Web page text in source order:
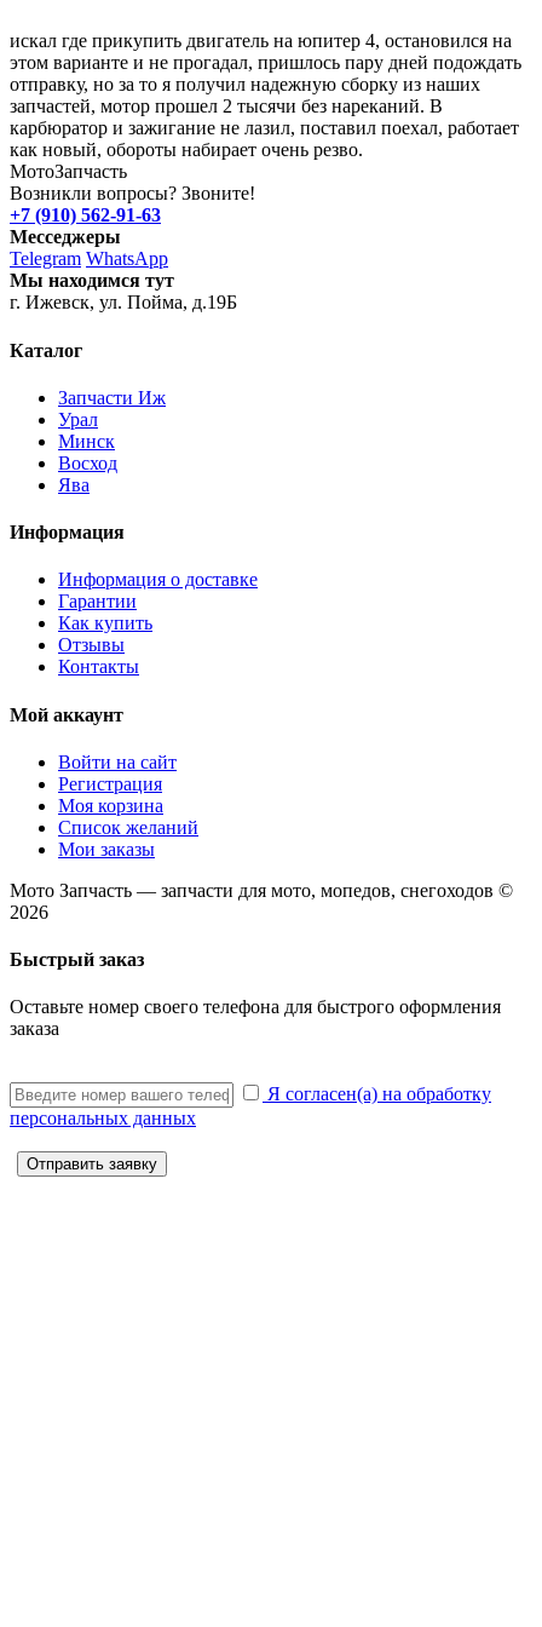
искал где прикупить двигатель на юпитер 4, остановился на
этом варианте и не прогадал, пришлось пару дней подождать
отправку, но за то я получил надежную сборку из наших
запчастей, мотор прошел 2 тысячи без нареканий. В
карбюратор и зажигание не лазил, поставил поехал, работает
как новый, обороты набирает очень резво.
МотоЗапчасть
Возникли вопросы? Звоните!
+7 (910) 562-91-63
Месседжеры
Telegram WhatsApp
Мы находимся тут
г. Ижевск, ул. Пойма, д.19Б
Каталог
Запчасти Иж
Урал
Минск
Восход
Ява
Информация
Информация о доставке
Гарантии
Как купить
Отзывы
Контакты
Мой аккаунт
Войти на сайт
Регистрация
Моя корзина
Список желаний
Мои заказы
Мото Запчасть — запчасти для мото, мопедов, снегоходов ©
2026
Быстрый заказ
Оставьте номер своего телефона для быстрого оформления
заказа
Я согласен(а) на обработку
персональных данных
Отправить заявку